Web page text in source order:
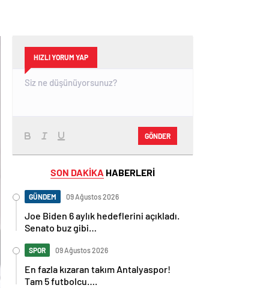
HIZLI YORUM YAP
GÖNDER
SON DAKİKA HABERLERİ
GÜNDEM 09 Ağustos 2026
Joe Biden 6 aylık hedeflerini açıkladı.
Senato buz gibi…
SPOR 09 Ağustos 2026
En fazla kızaran takım Antalyaspor!
Tam 5 futbolcu….